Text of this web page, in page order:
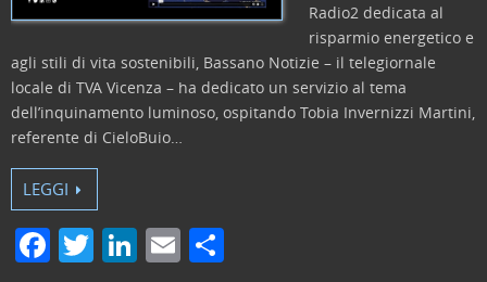
Radio2 dedicata al
risparmio energetico e
agli stili di vita sostenibili, Bassano Notizie – il telegiornale
locale di TVA Vicenza – ha dedicato un servizio al tema
dell’inquinamento luminoso, ospitando Tobia Invernizzi Martini,
referente di CieloBuio…
LEGGI
F T Li E